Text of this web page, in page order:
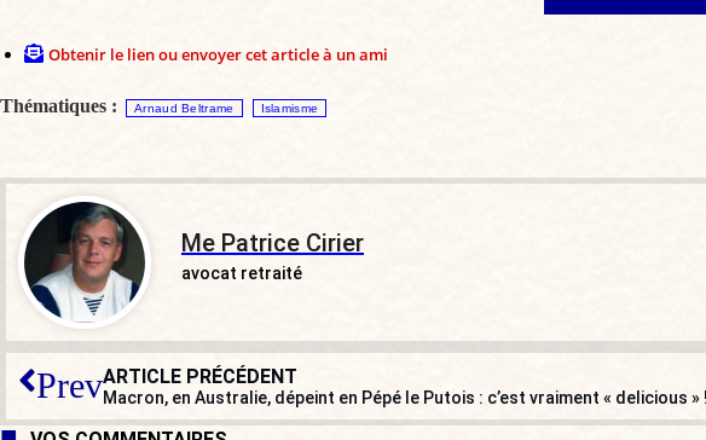
Obtenir le lien ou envoyer cet article à un ami
Thématiques : Arnaud Beltrame Islamisme
Me Patrice Cirier
avocat retraité
PrevARTICLE PRÉCÉDENT
Macron, en Australie, dépeint en Pépé le Putois : c’est vraiment « delicious » !